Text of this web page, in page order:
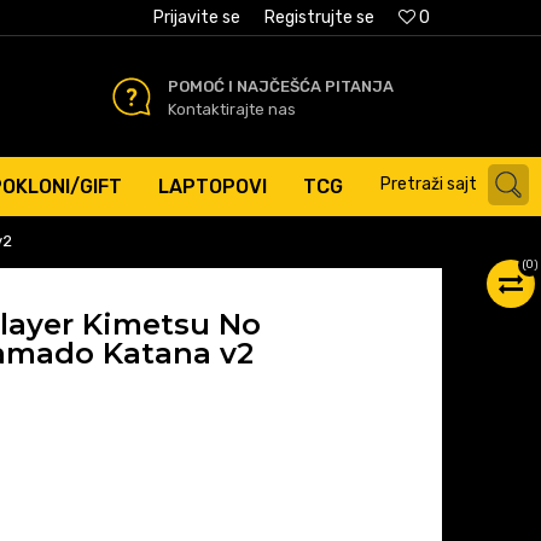
PLATNIM KARTICAMA 0
Prijavite se Registrujte se
POMOĆ I NAJČEŠĆA PITANJA
Kontaktirajte nas
GIFT LAPTOPOVI TCG Pretraži sajt
(0)
Kimetsu No
Katana v2